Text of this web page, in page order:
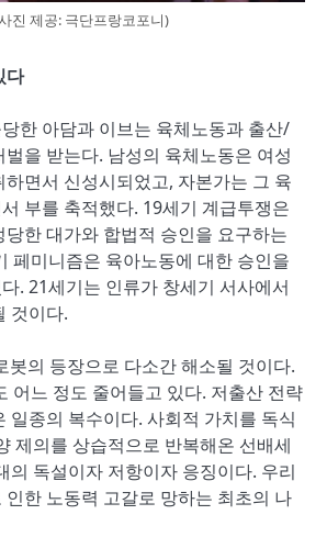
진 제공: 극단프랑코포니)
다
한 아담과 이브는 육체노동과 출산/
을 받는다. 남성의 육체노동은 여성
면서 신성시되었고, 자본가는 그 육
부를 축적했다. 19세기 계급투쟁은
한 대가와 합법적 승인을 요구하는
페미니즘은 육아노동에 대한 승인을
. 21세기는 인류가 창세기 서사에서
것이다.
봇의 등장으로 다소간 해소될 것이다.
어느 정도 줄어들고 있다. 저출산 전략
일종의 복수이다. 사회적 가치를 독식
제의를 상습적으로 반복해온 선배세
의 독설이자 저항이자 응징이다. 우리
한 노동력 고갈로 망하는 최초의 나